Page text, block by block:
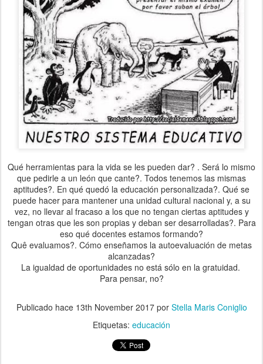
Qué herramientas para la vida se les pueden dar? . Será lo mismo
que pedirle a un león que cante?. Todos tenemos las mismas
aptitudes?. En qué quedó la educación personalizada?. Qué se
puede hacer para mantener una unidad cultural nacional y, a su
vez, no llevar al fracaso a los que no tengan ciertas aptitudes y
tengan otras que les son propias y deban ser desarrolladas?. Para
eso qué docentes estamos formando?
Quê evaluamos?. Cómo enseñamos la autoevaluación de metas
alcanzadas?
La igualdad de oportunidades no está sólo en la gratuidad.
Para pensar, no?
Publicado hace 13th November 2017por Stella Maris Coniglio
Etiquetas: educación